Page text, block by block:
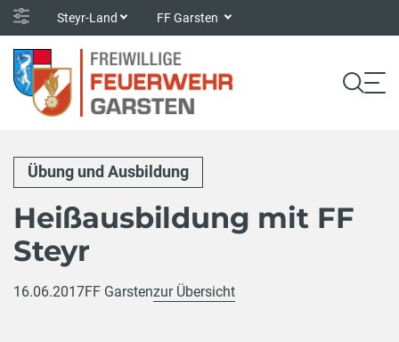
Steyr-Land FF Garsten
Übung und Ausbildung
Heißausbildung mit FF
Steyr
16.06.2017FF Garstenzur Übersicht